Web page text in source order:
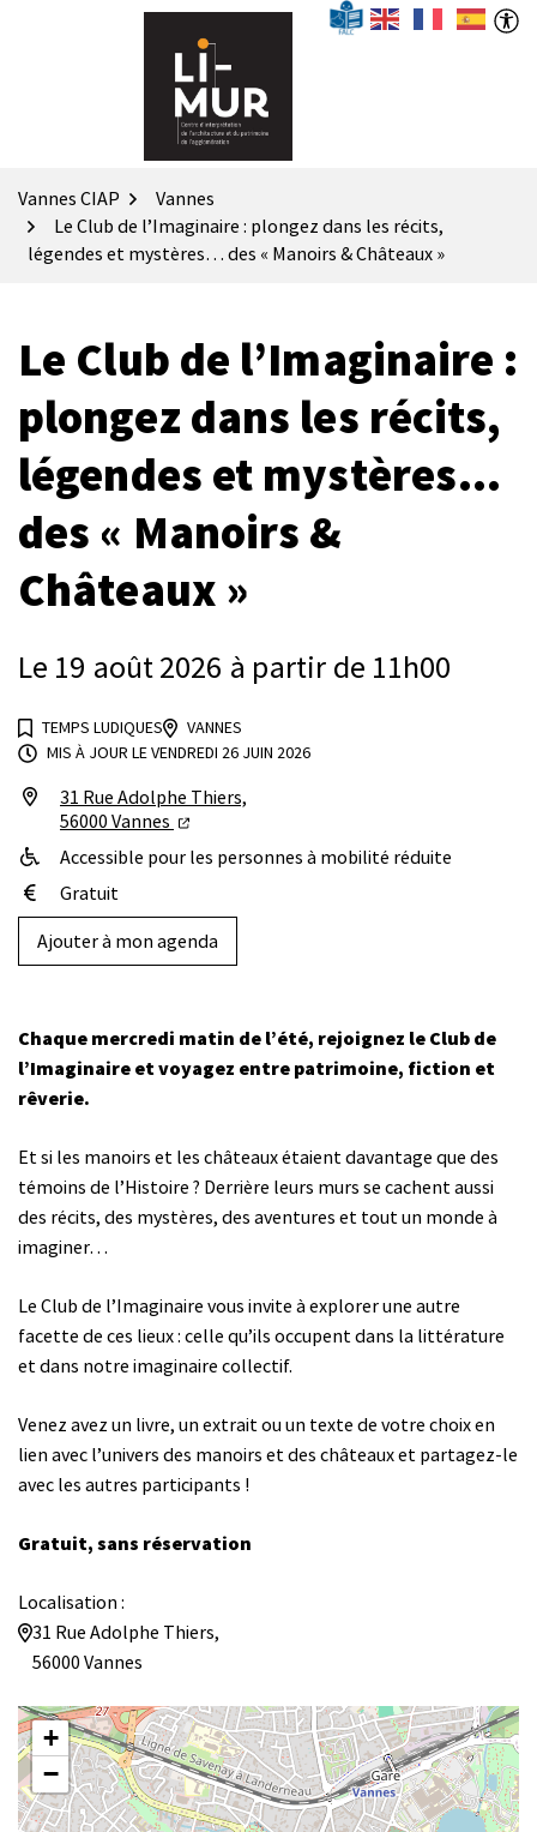
Gestion des traceurs
FALC
(ouverture dans un
Vannes CIAP
Vannes
Le Club de l’Imaginaire : plongez dans les récits,
légendes et mystères… des « Manoirs & Châteaux »
Le Club de l’Imaginaire :
plongez dans les récits,
légendes et mystères…
des « Manoirs &
Châteaux »
Le 19 août2026 à partir de 11h00
TEMPS LUDIQUES
VANNES
MIS À JOUR LEVENDREDI 26 JUIN 2026
INFOS UTILES
31 Rue Adolphe Thiers,
56000 Vannes
(ouverture dans un nouvel onglet)
Accessible pour les personnes à mobilité réduite
Gratuit
Ajouter à mon agenda
Chaque mercredi matin de l’été, rejoignez le Club de
l’Imaginaire et voyagez entre patrimoine, fiction et
rêverie.
Et si les manoirs et les châteaux étaient davantage que des
témoins de l’Histoire ? Derrière leurs murs se cachent aussi
des récits, des mystères, des aventures et tout un monde à
imaginer…
Le Club de l’Imaginaire vous invite à explorer une autre
facette de ces lieux : celle qu’ils occupent dans la littérature
et dans notre imaginaire collectif.
Venez avez un livre, un extrait ou un texte de votre choix en
lien avec l’univers des manoirs et des châteaux et partagez-le
avec les autres participants !
Gratuit, sans réservation
Localisation :
31 Rue Adolphe Thiers,
56000 Vannes
+
−